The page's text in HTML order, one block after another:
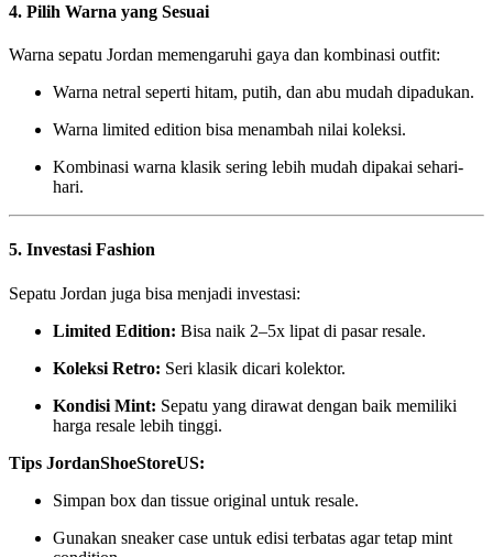
4. Pilih Warna yang Sesuai
Warna sepatu Jordan memengaruhi gaya dan kombinasi outfit:
Warna netral seperti hitam, putih, dan abu mudah dipadukan.
Warna limited edition bisa menambah nilai koleksi.
Kombinasi warna klasik sering lebih mudah dipakai sehari-
hari.
5. Investasi Fashion
Sepatu Jordan juga bisa menjadi investasi:
Limited Edition: Bisa naik 2–5x lipat di pasar resale.
Koleksi Retro: Seri klasik dicari kolektor.
Kondisi Mint: Sepatu yang dirawat dengan baik memiliki
harga resale lebih tinggi.
Tips JordanShoeStoreUS:
Simpan box dan tissue original untuk resale.
Gunakan sneaker case untuk edisi terbatas agar tetap mint